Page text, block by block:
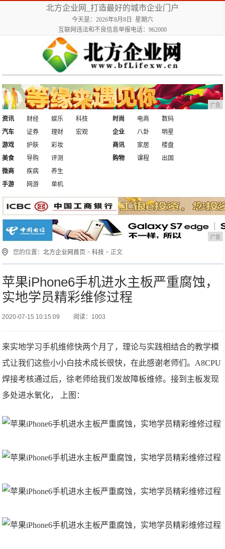
北方企业网_打造最好的城市企业门户
今天是：2026年8月8日 星期六
互联网违法和不良信息举报电话：962000
广告
资讯 财经 娱乐
科技
汽车
证券 理财 宏观
时尚 电商
数码
企业
八卦
明星
游戏
护肤
彩妆
美食
导购 评测
商讯 家居
楼盘
购物
课程
出国
微商
疾病
养生
手游
网游 单机
广告
您的位置：北方企业网首页 >科技 > 正文
苹果iPhone6手机进水主板严重腐蚀，
实地学员精彩维修过程
2020-07-15 10:15:09 阅读：1003
来实地学习手机维修快两个月了，理论与实践相结合的教学模
式让我们这些小小白技术成长很快，在此感谢老师们。A8CPU
焊接考核通过后，徐老师给我们发故障板维修。接到主板发现
多处进水氧化， 上图：